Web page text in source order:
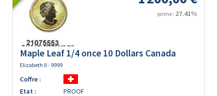
prime : 27.41%
Maple Leaf 1/4 once 10 Dollars Canada
Elizabeth II - 9999
Coffre :
Etat :
PROOF